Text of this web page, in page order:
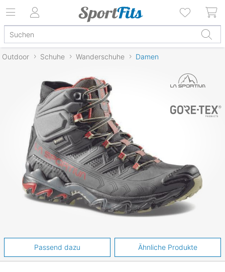
Outdoor Schuhe Wanderschuhe Damen
Passend dazu Ähnliche Produkte